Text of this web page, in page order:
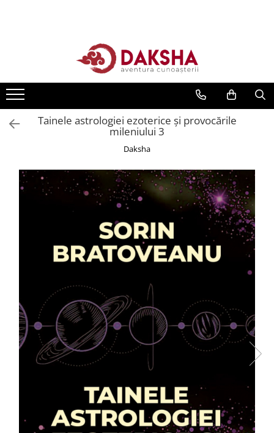
Seria Radu Cinamar
Seria Anton Parks
Seria David Icke
Spiritualitate
Extratereștrii
Transformare spirituală
Astrologie
Știință
Seria Montauk
Mistere
Seria Chico Xavier
Seria Helena Blavatsky
Sănătate
Tainele astrologiei ezoterice și provocările
mileniului 3
Daksha